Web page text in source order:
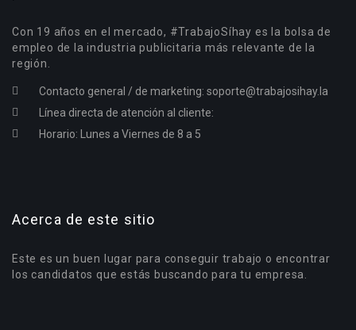
Con 19 años en el mercado, #TrabajoSíhay es la bolsa de
empleo de la industria publicitaria más relevante de la
región.
Contacto general / de marketing: soporte@trabajosihay.la
Línea directa de atención al cliente:
Horario: Lunes a Viernes de 8 a 5
Acerca de este sitio
Este es un buen lugar para conseguir trabajo o encontrar
los candidatos que estás buscando para tu empresa.